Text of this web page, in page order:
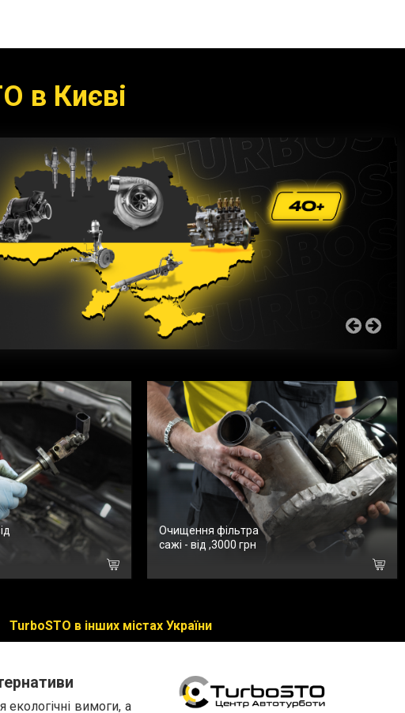
в Києві
Очищення фільтра
сажі - від ,3000 грн
TurboSTO в інших містах України
вимоги, а